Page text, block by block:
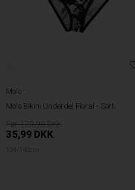
Molo
Molo Bikini Underdel Floral - Sort
179,95
35,99 DKK
134/140cm